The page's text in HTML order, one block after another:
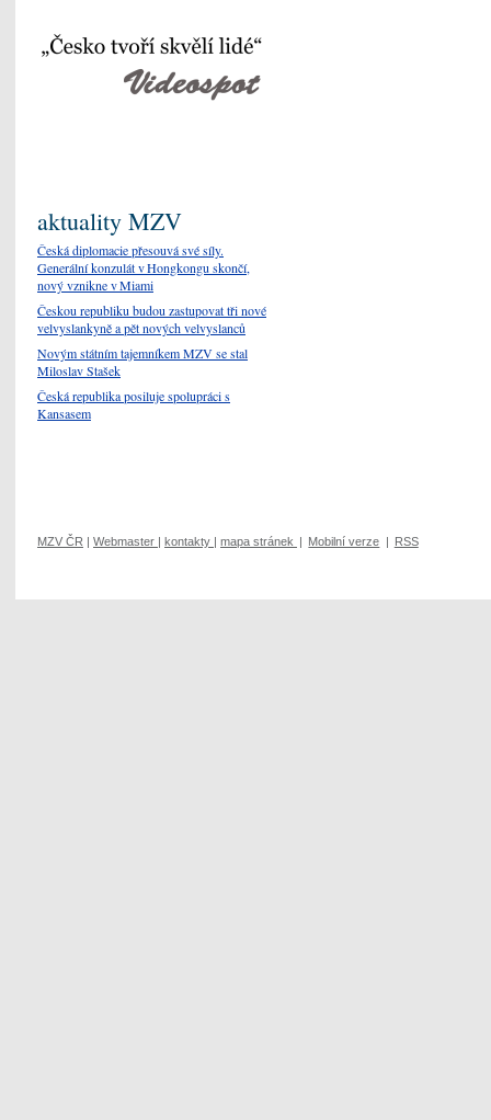
aktuality MZV
Česká diplomacie přesouvá své síly.
Generální konzulát v Hongkongu skončí,
nový vznikne v Miami
Českou republiku budou zastupovat tři nové
velvyslankyně a pět nových velvyslanců
Novým státním tajemníkem MZV se stal
Miloslav Stašek
Česká republika posiluje spolupráci s
Kansasem
MZV ČR Webmaster kontakty mapa stránek Mobilní verze RSS